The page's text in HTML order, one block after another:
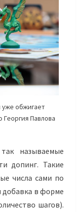
обжигает
Павлова
называемые
допинг. Такие
числа сами по
добавка в форме
шагов).